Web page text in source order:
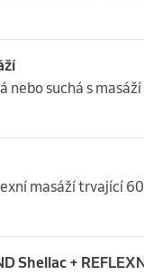
suchá s
masáží trvající
Shellac +